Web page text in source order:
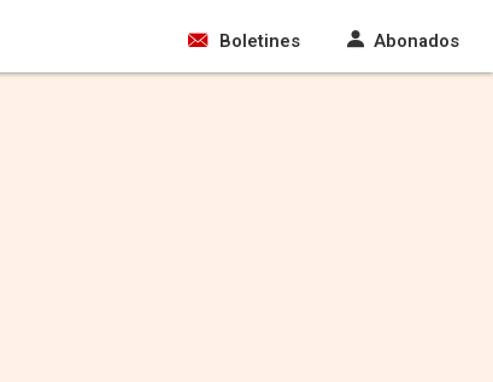
Boletines Abonados